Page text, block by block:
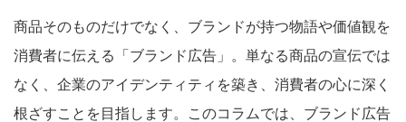
商品そのものだけでなく、ブランドが持つ物語や価値観を
消費者に伝える「ブランド広告」。単なる商品の宣伝では
なく、企業のアイデンティティを築き、消費者の心に深く
根ざすことを目指します。このコラムでは、ブランド広告